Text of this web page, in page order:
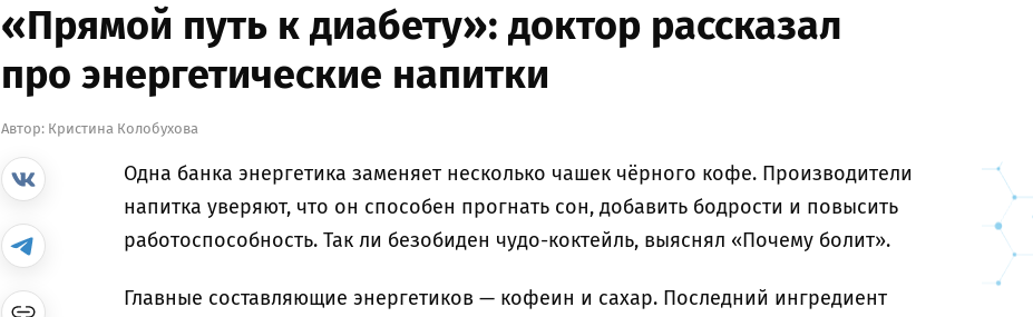
«Прямой путь к диабету»: доктор рассказал
про энергетические напитки
Автор: Кристина Колобухова
Одна банка энергетика заменяет несколько чашек чёрного кофе. Производители
напитка уверяют, что он способен прогнать сон, добавить бодрости и повысить
работоспособность. Так ли безобиден чудо-коктейль, выяснял «Почему болит».
Главные составляющие энергетиков — кофеин и сахар. Последний ингредиент